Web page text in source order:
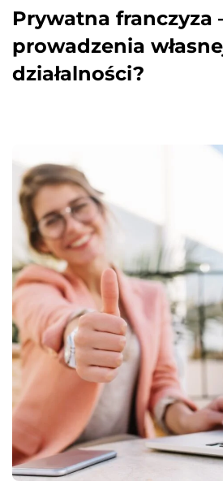
Prywatna franczyza
prowadzenia
działalności?